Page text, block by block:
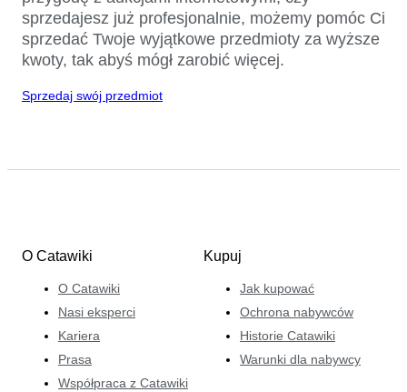
sprzedajesz już profesjonalnie, możemy pomóc Ci
sprzedać Twoje wyjątkowe przedmioty za wyższe
kwoty, tak abyś mógł zarobić więcej.
Sprzedaj swój przedmiot
O Catawiki
O Catawiki
Nasi eksperci
Kariera
Prasa
Współpraca z Catawiki
Kupuj
Jak kupować
Ochrona nabywców
Historie Catawiki
Warunki dla nabywcy